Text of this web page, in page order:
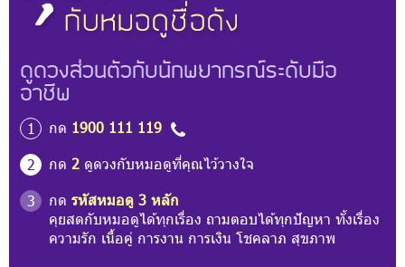
ดูดวงส่วนตัวกับนักพยากรณ์ระดับมือ
อาชีพ
1 กด 1900 111 119
2
กด 2 ดูดวงกับหมอดูที่คุณไว้วางใจ
3
กด รหัสหมอดู 3 หลัก
คุยสดกับหมอดูได้ทุกเรื่อง ถามตอบได้ทุกปัญหา ทั้งเรื่อง
ความรัก เนื้อคู่ การงาน การเงิน โชคลาภ สุขภาพ